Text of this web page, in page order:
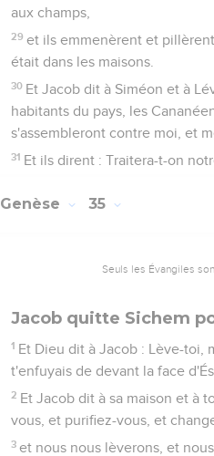
aux champs,
29 et ils emmenèrent et
était dans les maisons.
30 Et Jacob dit à Siméon et à
habitants du pays, les
s'assembleront contre moi, et
31 Et ils dirent : Traitera-t-on
Genèse 35
Seuls les Évangiles
Jacob quitte Sichem
1 Et Dieu dit à Jacob : Lève-toi,
t'enfuyais de devant la face
2 Et Jacob dit à sa maison et à
vous, et purifiez-vous, et
3 et nous nous lèverons, et